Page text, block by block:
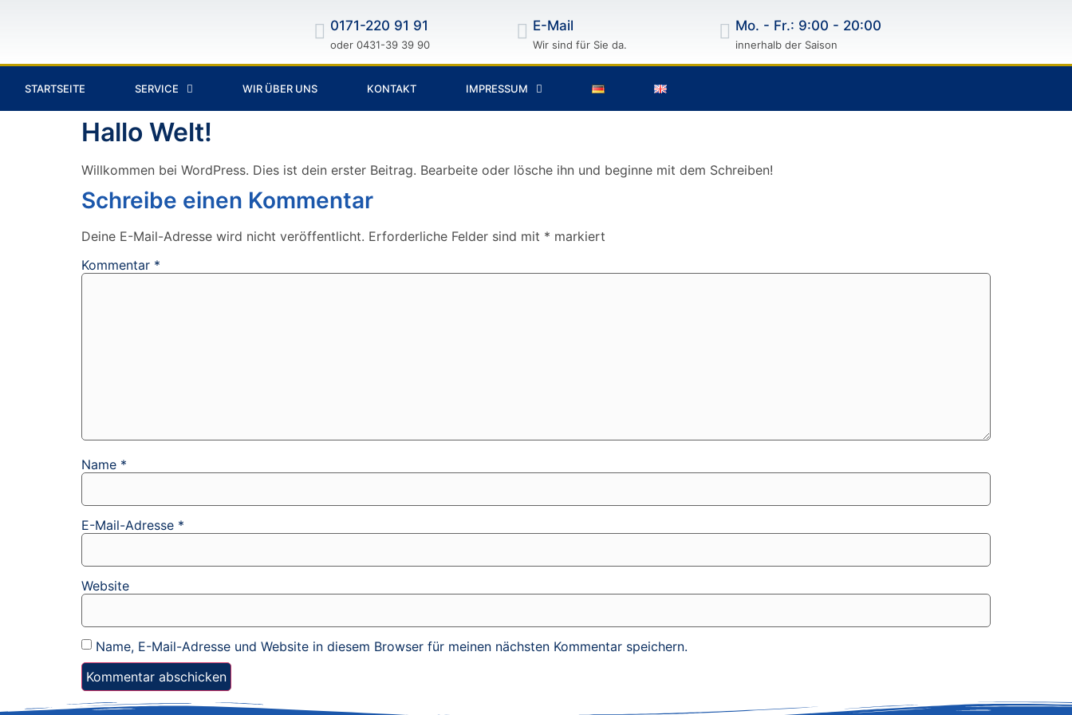
0171-220 91 91
oder 0431-39 39 90
E-Mail
Wir sind für Sie da.
Mo. - Fr.: 9:00 - 20:00
innerhalb der Saison
STARTSEITE SERVICE WIR ÜBER UNS KONTAKT IMPRESSUM
Hallo Welt!
Willkommen bei WordPress. Dies ist dein erster Beitrag. Bearbeite oder lösche ihn und beginne mit dem Schreiben!
Schreibe einen Kommentar
Deine E-Mail-Adresse wird nicht veröffentlicht. Erforderliche Felder sind mit * markiert
Kommentar *
Name *
E-Mail-Adresse *
Website
Name, E-Mail-Adresse und Website in diesem Browser für meinen nächsten Kommentar speichern.